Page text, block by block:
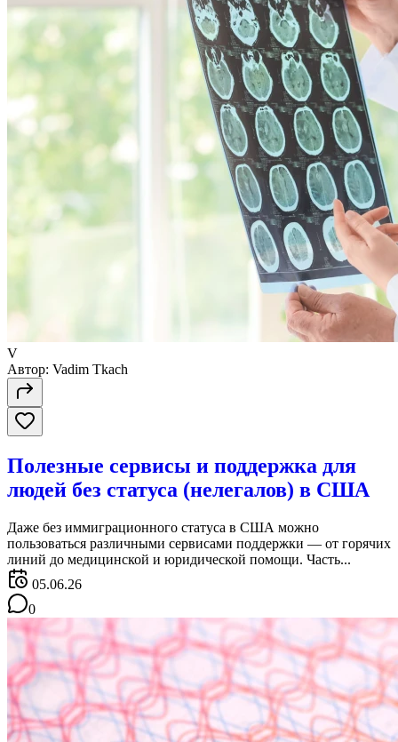
V
Автор: Vadim Tkach
Полезные сервисы и поддержка для
людей без статуса (нелегалов) в США
Даже без иммиграционного статуса в США можно
пользоваться различными сервисами поддержки — от горячих
линий до медицинской и юридической помощи. Часть...
05.06.26
0